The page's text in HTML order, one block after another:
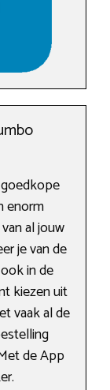
enorm
al jouw
je van de
in de
kiezen uit
vaak al de
de App